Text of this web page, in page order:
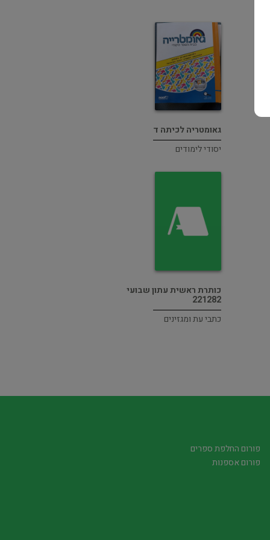
גאומטריה לכיתה ד
יסודי לימודים
כותרת ראשית עתון שבועי
221282
כתבי עת ומגזינים
פורום החלפת ספרים
פורום אספנות